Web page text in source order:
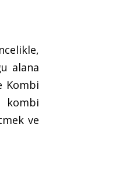
alana
Kombi
kombi
ve